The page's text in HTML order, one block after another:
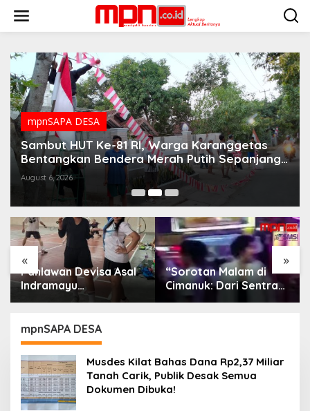
i
mpnSAPA DESA
Sambut HUT Ke-81 RI, Warga Karanggetas
Bentangkan Bendera Merah Putih Sepanjang
500 Meter
August 6, 2026
« »
Pahlawan Devisa Asal
Indramayu
Manfaatkan Hari Libur
Aktivitas Positif di
Hong Kong
“Sorotan Malam di
Cimanuk: Dari Sentra
Kuliner ke Deretan
mpnSAPA DESA
Musdes Kilat Bahas Dana Rp2,37 Miliar
Tanah Carik, Publik Desak Semua
Dokumen Dibuka!